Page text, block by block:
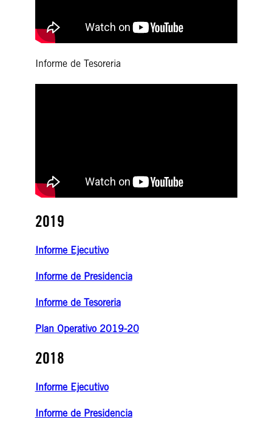
Informe de Tesoreria
2019
Informe Ejecutivo
Informe de Presidencia
Informe de Tesoreria
Plan Operativo 2019-20
2018
Informe Ejecutivo
​Informe de Presidencia